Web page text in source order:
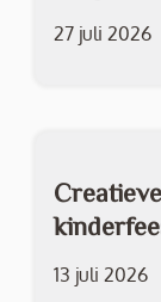
27 juli 2026
13 juli 2026